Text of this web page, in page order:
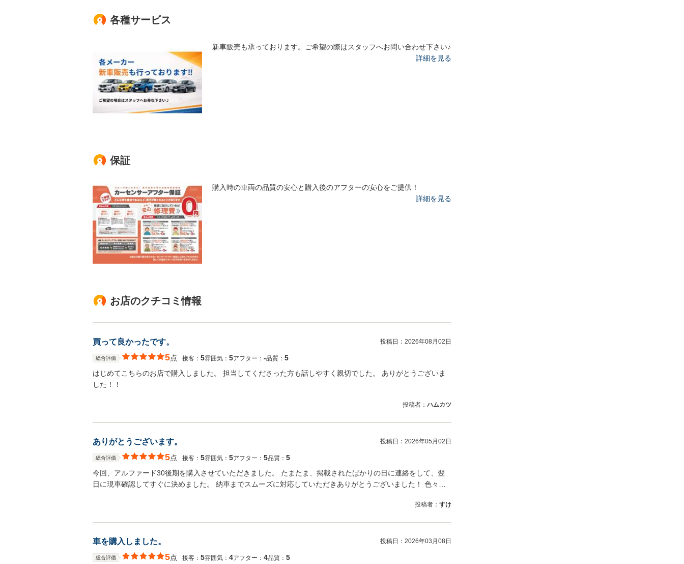
各種サービス
新車販売も承っております。ご希望の際はスタッフへお問い合わせ下さい♪
詳細を見る
保証
購入時の車両の品質の安心と購入後のアフターの安心をご提供！
詳細を見る
お店のクチコミ情報
買って良かったです。 投稿日： 2026年08月02日
総合評価 5点 接客： 5雰囲気： 5アフター： ‐品質： 5
はじめてこちらのお店で購入しました。 担当してくださった方も話しやすく親切でした。 ありがとうございま
した！！
投稿者： ハムカツ
ありがとうございます。 投稿日： 2026年05月02日
総合評価 5点 接客： 5雰囲気： 5アフター： 5品質： 5
今回、アルファード30後期を購入させていただきました。 たまたま、掲載されたばかりの日に連絡をして、翌
日に現車確認してすぐに決めました。 納車までスムーズに対応していただきありがとうございました！ 色々…
投稿者： すけ
車を購入しました。 投稿日： 2026年03月08日
総合評価 5点 接客： 5雰囲気： 4アフター： 4品質： 5